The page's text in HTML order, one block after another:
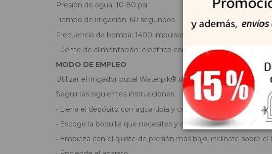
Presión de agua: 10-80 psi
Tiempo de irrigación: 60 segundos
Frecuencia de bomba: 1400 impulsos/min
Fuente de alimentación: eléctrico con cable
MODO DE EMPLEO
Utilizar el irrigador bucal Waterpik® después del cepillado,
Seguir las siguientes instrucciones:
• Llena el depósito con agua tibia y colócalo firmemente en la
• Escoge la boquilla que necesites y colócala en el mango.
• Empieza con el ajuste de presión más bajo, inclínate sobre